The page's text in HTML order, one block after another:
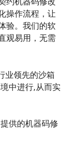
操作流程，让
验。我们的软
观易用，无需
业领先的沙箱
中进行,从而实
供的机器码修